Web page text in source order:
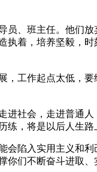
、班主任。他们
着，培养坚毅，
工作起点太低，要
社会，走进普通人
，将是以后人生路
陷入实用主义和利
们不断奋斗进取